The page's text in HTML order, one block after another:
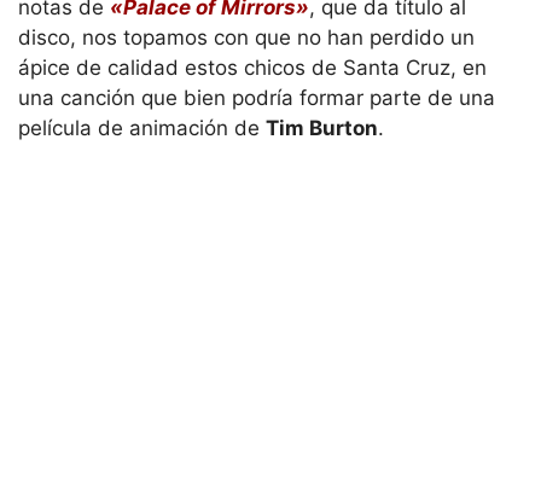
notas de «Palace of Mirrors», que da título al
disco, nos topamos con que no han perdido un
ápice de calidad estos chicos de Santa Cruz, en
una canción que bien podría formar parte de una
película de animación de Tim Burton.